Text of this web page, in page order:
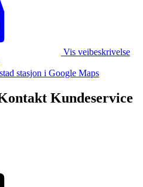
Vis veibeskrivelse
Kundeservice